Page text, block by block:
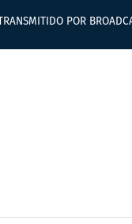
POR